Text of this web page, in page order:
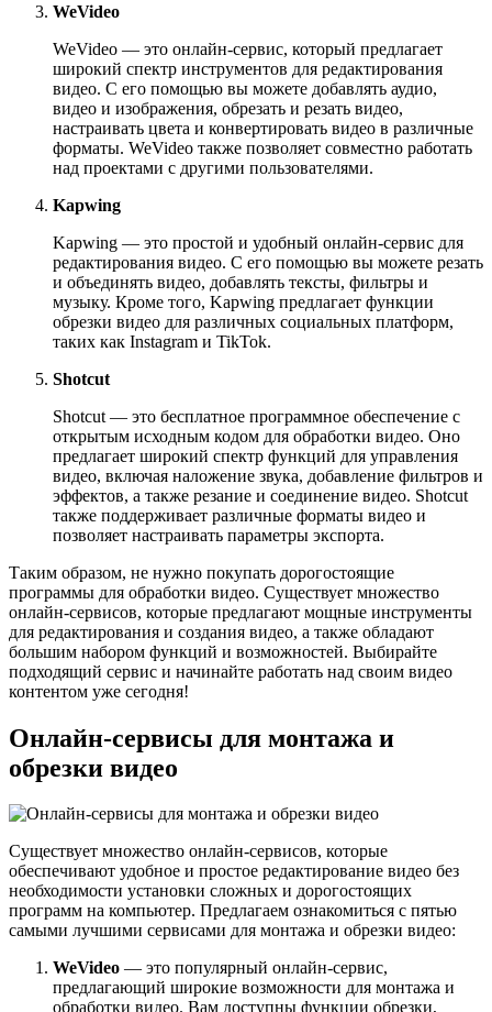
WeVideo
WeVideo — это онлайн-сервис, который предлагает
широкий спектр инструментов для редактирования
видео. С его помощью вы можете добавлять аудио,
видео и изображения, обрезать и резать видео,
настраивать цвета и конвертировать видео в различные
форматы. WeVideo также позволяет совместно работать
над проектами с другими пользователями.
Kapwing
Kapwing — это простой и удобный онлайн-сервис для
редактирования видео. С его помощью вы можете резать
и объединять видео, добавлять тексты, фильтры и
музыку. Кроме того, Kapwing предлагает функции
обрезки видео для различных социальных платформ,
таких как Instagram и TikTok.
Shotcut
Shotcut — это бесплатное программное обеспечение с
открытым исходным кодом для обработки видео. Оно
предлагает широкий спектр функций для управления
видео, включая наложение звука, добавление фильтров и
эффектов, а также резание и соединение видео. Shotcut
также поддерживает различные форматы видео и
позволяет настраивать параметры экспорта.
Таким образом, не нужно покупать дорогостоящие
программы для обработки видео. Существует множество
онлайн-сервисов, которые предлагают мощные инструменты
для редактирования и создания видео, а также обладают
большим набором функций и возможностей. Выбирайте
подходящий сервис и начинайте работать над своим видео
контентом уже сегодня!
Онлайн-сервисы для монтажа и
обрезки видео
Существует множество онлайн-сервисов, которые
обеспечивают удобное и простое редактирование видео без
необходимости установки сложных и дорогостоящих
программ на компьютер. Предлагаем ознакомиться с пятью
самыми лучшими сервисами для монтажа и обрезки видео:
WeVideo — это популярный онлайн-сервис,
предлагающий широкие возможности для монтажа и
обработки видео. Вам доступны функции обрезки,